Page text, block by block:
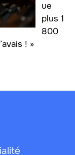
ue
plus 1
800
! »